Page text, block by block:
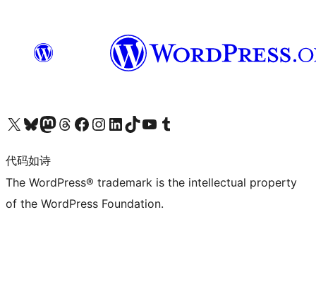
关注我们的 X（原 Twitter）账号访问我们的 Bluesky 账号关注我们的 Mastodon 账号访问我们的 Threads 账号 访问我们的 Facebook 公共主页关注我们的 Instagram 账号 关注我们的 LinkedIn 主页访问我们的 TikTok 账号访问我们的 YouTube 频道 访问我们的 Tumblr 账号
代码如诗
The WordPress® trademark is the intellectual property
of the WordPress Foundation.